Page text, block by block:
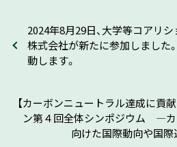
2024年8月29日、大学等コアリ
株式会社が新たに参加しました
動します。
【カーボンニュートラル達成に貢
ン第４回全体シンポジウム ―カ
向けた国際動向や国際